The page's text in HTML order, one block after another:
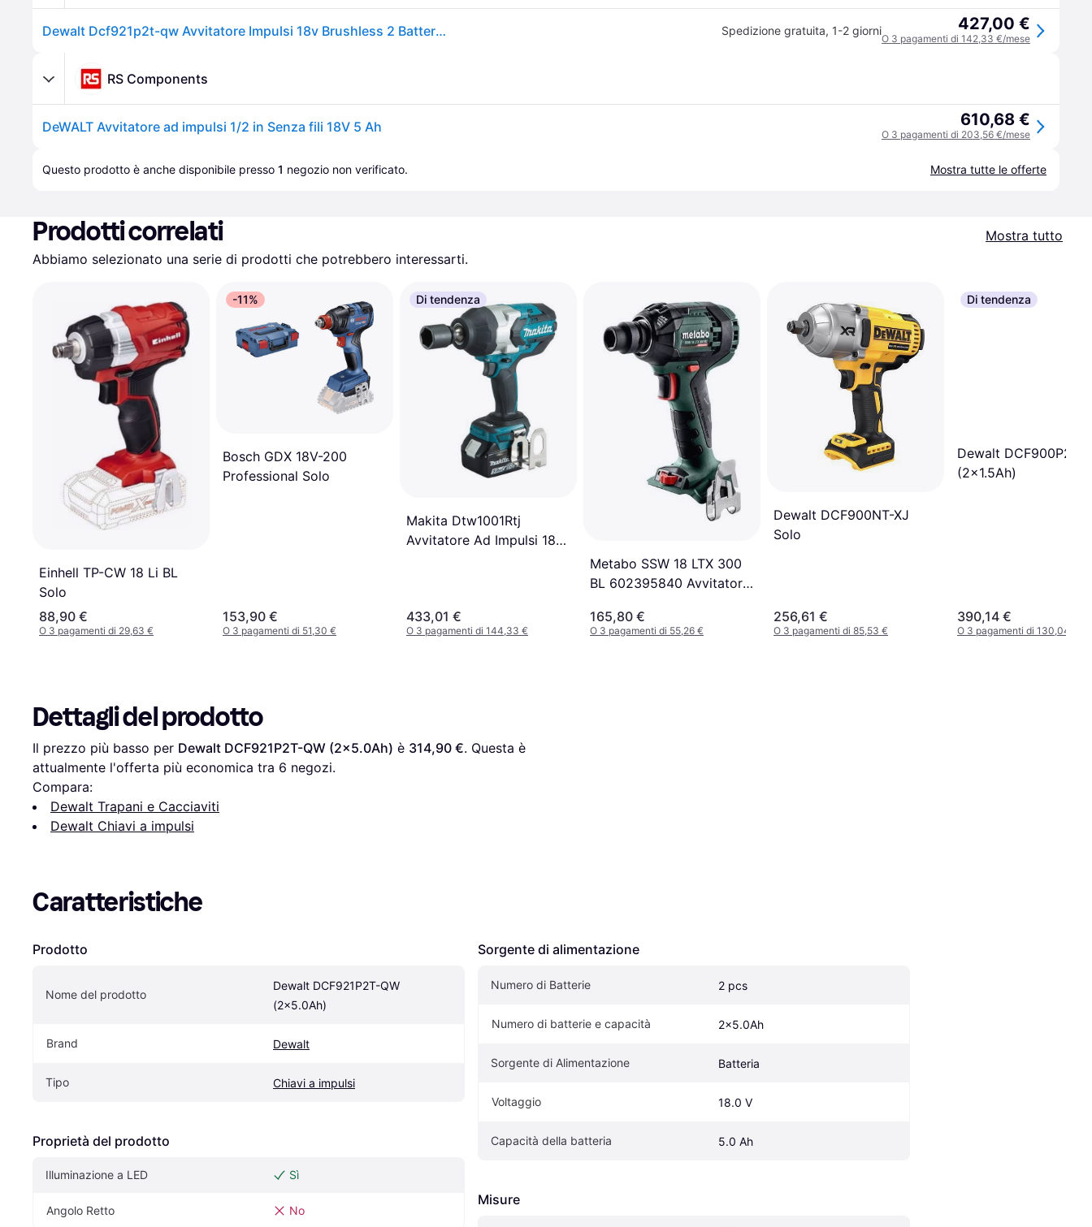
Dewalt Dcf921p2t-qw Avvitatore Impulsi 18v Brushless 2 Batterie 5ah 1/2 610n... Spedizione gratuita, 1-2 giorni 427,00 €
O 3 pagamenti di 142,33 €/mese
RS Components
DeWALT Avvitatore ad impulsi 1/2 in Senza fili 18V 5 Ah 610,68 €
O 3 pagamenti di 203,56 €/mese
Questo prodotto è anche disponibile presso 1 negozio non verificato. Mostra tutte le offerte
Prodotti correlati
Mostra tutto
Abbiamo selezionato una serie di prodotti che potrebbero interessarti.
Einhell TP-CW 18 Li BL
Solo
88,90 €
O 3 pagamenti di 29,63 €
-11%
Bosch GDX 18V-200
Professional Solo
153,90 €
O 3 pagamenti di 51,30 €
Di tendenza
Makita Dtw1001Rtj
Avvitatore Ad Impulsi 18V
433,01 €
O 3 pagamenti di 144,33 €
Metabo SSW 18 LTX 300
BL 602395840 Avvitatore
Li-Ion
165,80 €
O 3 pagamenti di 55,26 €
Dewalt DCF900NT-XJ
Solo
256,61 €
O 3 pagamenti di 85,53 €
Di tendenza
Dewalt DCF900P2T-
(2x1.5Ah)
390,14 €
O 3 pagamenti di 130,04 €
Dettagli del prodotto
Il prezzo più basso per Dewalt DCF921P2T-QW (2x5.0Ah) è 314,90 €. Questa è
attualmente l'offerta più economica tra 6 negozi.
Compara:
Dewalt Trapani e Cacciaviti
Dewalt Chiavi a impulsi
Caratteristiche
Prodotto
Nome del prodotto
Dewalt DCF921P2T-QW
(2x5.0Ah)
Brand Dewalt
Tipo Chiavi a impulsi
Proprietà del prodotto
Illuminazione a LED Sì
Angolo Retto No
Sorgente di alimentazione
Numero di Batterie 2 pcs
Numero di batterie e capacità 2x5.0Ah
Sorgente di Alimentazione Batteria
Voltaggio 18.0 V
Capacità della batteria 5.0 Ah
Misure